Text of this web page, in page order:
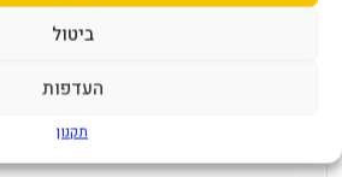
ביטול
העדפות
תקנון